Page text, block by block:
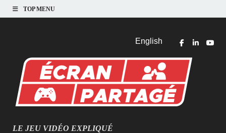
TOP MENU
English
MIEUX COMPRENDRE LES JEUX VIDÉO
LE JEU VIDÉO EXPLIQUÉ